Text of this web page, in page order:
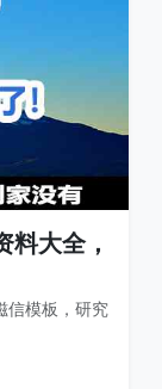
料大全，
信模板，研究